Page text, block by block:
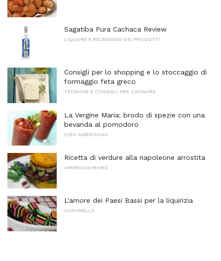
Sagatiba Pura Cachaca Review
LIQUORE E RECENSIONI DEI PRODOTTI
Consigli per lo shopping e lo stoccaggio di
formaggio feta greco
TECNICHE E CONSIGLI PER CUCINARE
La Vergine Maria: brodo di spezie con una
bevanda al pomodoro
CIBO AMERICANO
Ricetta di verdure alla napoleone arrostita
AMERICAN MAINS
L'amore dei Paesi Bassi per la liquirizia
CARAMELLA